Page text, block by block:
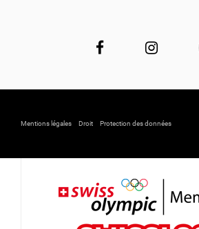
Mentions légales Droit Protection des données